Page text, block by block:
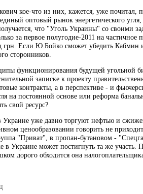
кое-что из них, кажется, уже почитал,
единый оптовый рынок энергетического
что "Уголь Украины" со своими
за первое полугодие-2011 на
грн. Если Ю.Бойко сможет убедить Кабмин
сторонников.
функционирования будущей угольной
записке к проекту
контракты, а в перспективе - и
на постоянной основе или реформа
свой ресурс?
уже давно торгуют нефтью и
ценообразовании говорить не
"Приват", в пропан-бутановом -
в Украине может постигнуть та же
дорого обходится она